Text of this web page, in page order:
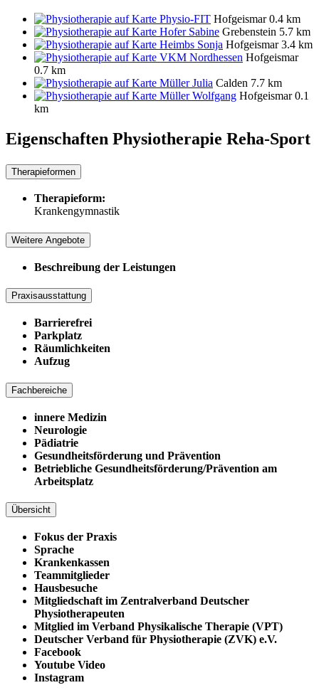
Physio-FIT Hofgeismar 0.4 km
Hofer Sabine Grebenstein 5.7 km
Heimbs Sonja Hofgeismar 3.4 km
VKM Nordhessen Hofgeismar
0.7 km
Müller Julia Calden 7.7 km
Müller Wolfgang Hofgeismar 0.1
km
Eigenschaften Physiotherapie Reha-Sport
Therapieformen
Therapieform:
Krankengymnastik
Weitere Angebote
Beschreibung der Leistungen
Praxisausstattung
Barrierefrei
Parkplatz
Räumlichkeiten
Aufzug
Fachbereiche
innere Medizin
Neurologie
Pädiatrie
Gesundheitsförderung und Prävention
Betriebliche Gesundheitsförderung/Prävention am
Arbeitsplatz
Übersicht
Fokus der Praxis
Sprache
Krankenkassen
Teammitglieder
Hausbesuche
Mitgliedschaft im Zentralverband Deutscher
Physiotherapeuten
Mitglied im Verband Physikalische Therapie (VPT)
Deutscher Verband für Physiotherapie (ZVK) e.V.
Facebook
Youtube Video
Instagram